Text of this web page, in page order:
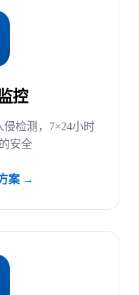
控
检测，7×24小时
安全
案 →